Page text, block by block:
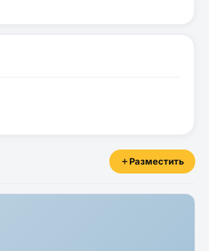
Разместить